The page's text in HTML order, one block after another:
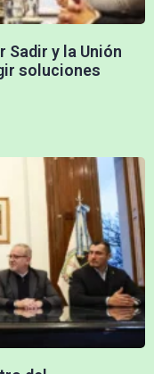
Sadir y la Unión
soluciones